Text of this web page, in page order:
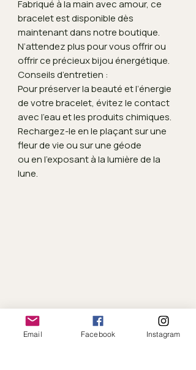
Fabriqué à la main avec amour, ce
bracelet est disponible dès
maintenant dans notre boutique.
N’attendez plus pour vous offrir ou
offrir ce précieux bijou énergétique.
Conseils d’entretien :
Pour préserver la beauté et l’énergie
de votre bracelet, évitez le contact
avec l’eau et les produits chimiques.
Rechargez-le en le plaçant sur une
fleur de vie ou sur une géode
ou en l’exposant à la lumière de la
lune.
Email Facebook Instagram